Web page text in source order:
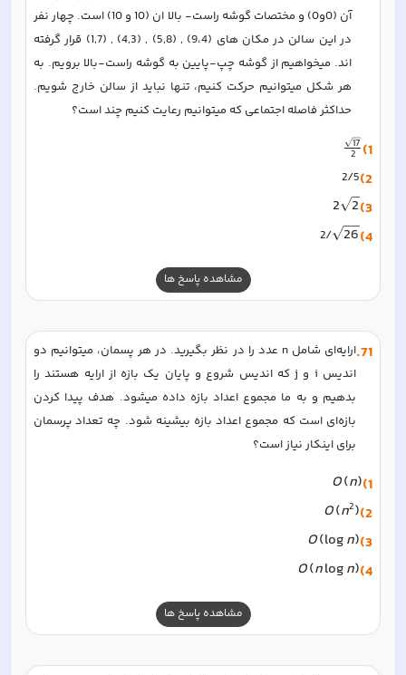
حداکثر فاصله اجتماعی که میتوانیم رعایت کنیم چند است؟
1)
2
17
2)
2/5
3)
2 2
4)
26
/2
مشاهده پاسخ ها
71
.
برای اینکار نیاز است؟
1)
O(n)
2)
O(n2)
3)
O(logn)
4)
O(nlogn)
مشاهده پاسخ ها